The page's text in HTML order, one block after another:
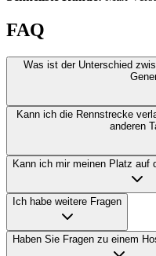
FAQ
Was ist der Unterschied
Kann ich die Rennstrecke
anderen
Kann ich mir meinen Platz auf
Ich habe weitere Fragen
Haben Sie Fragen zu einem